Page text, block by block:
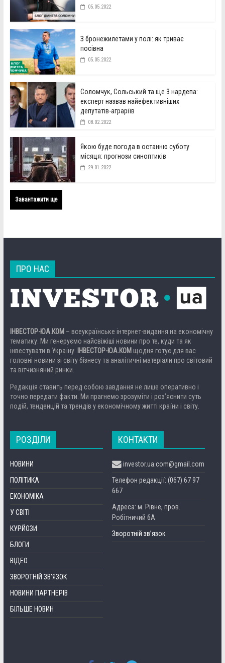
05.05.2022
З бронежилетами у полі: як триває
посівна
05.05.2022
Соломчук, Сольський та ще 3 нардепа:
експерт назвав найефективніших
депутатів-аграріїв
08.02.2022
Якою буде погода в останню суботу
місяця: прогнози синоптиків
29.01.2022
Завантажити ще
ПРО НАС
ІНВЕСТОР-ЮА.КОМ – всеукраїнське інтернет-видання на економічну
тематику. Ми генеруємо найсвіжіші новини про те, куди та як
інвестувати в Україну.
ІНВЕСТОР-ЮА.КОМ щодня готує для вас
головні новини зі світу бізнесу та аналітичні матеріали про світовий
та вітчизняний ринки.
Редакція ставить перед собою завдання не лише оперативно і
точно передати факти. Ми прагнемо зрозуміти і роз’яснити суть
подій, тенденцій та трендів у економічному житті країни і світу.
РОЗДІЛИ
НОВИНИ
ПОЛІТИКА
ЕКОНОМІКА
У СВІТІ
КУРЙОЗИ
БЛОГИ
ВІДЕО
ЗВОРОТНІЙ ЗВ’ЯЗОК
НОВИНИ ПАРТНЕРІВ
БІЛЬШЕ НОВИН
КОНТАКТИ
investor.ua.com@gmail.com
Телефон редакції: (067) 67 97
667
Адреса: м. Рівне, пров.
Робітничий 6А
Зворотній зв’язок